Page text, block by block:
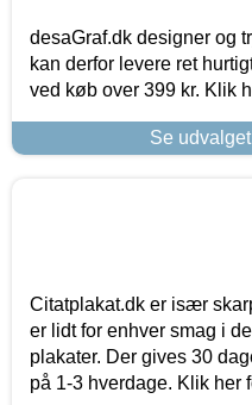
desaGraf.dk designer og
kan derfor levere ret
ved køb over 399 kr. Klik
Se
Citatplakat.dk er især
er lidt for enhver smag i
plakater. Der gives 30
på 1-3 hverdage. Klik her